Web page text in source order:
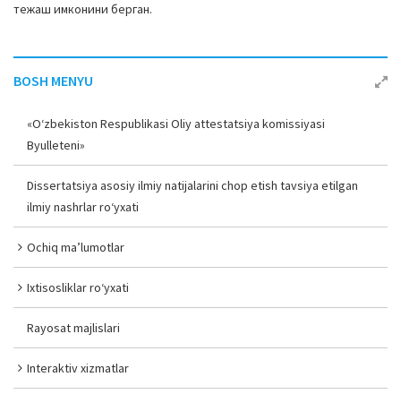
тежаш имконини берган.
BOSH MENYU
«O‘zbekiston Respublikasi Oliy attestatsiya komissiyasi
Byulleteni»
Dissertatsiya asosiy ilmiy natijalarini chop etish tavsiya etilgan
ilmiy nashrlar ro‘yxati
Ochiq ma’lumotlar
Ixtisosliklar ro‘yxati
Rayosat majlislari
Interaktiv xizmatlar